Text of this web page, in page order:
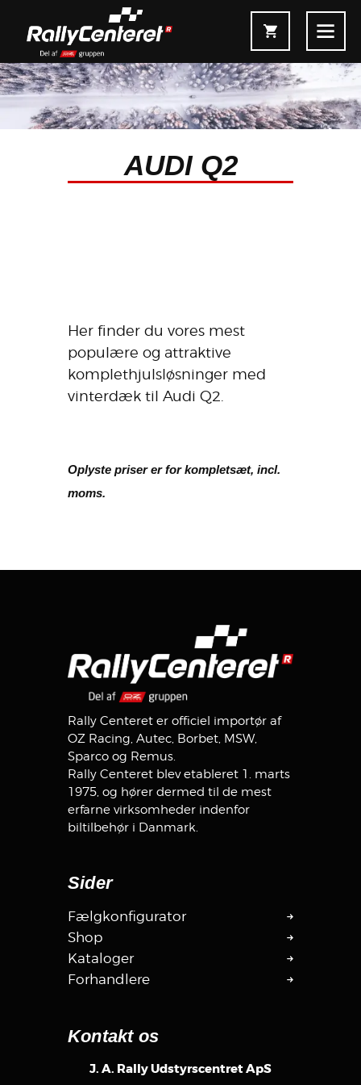
Forside AUDI Q2
Her finder du vores mest
populære og attraktive
komplethjulsløsninger med
vinterdæk til Audi Q2.
Oplyste priser er for kompletsæt, incl.
moms.
Rally Centeret er officiel importør af
OZ Racing, Autec, Borbet, MSW,
Sparco og Remus.
Rally Centeret blev etableret 1. marts
1975, og hører dermed til de mest
erfarne virksomheder indenfor
biltilbehør i Danmark.
Sider
Fælgkonfigurator
Shop
Kataloger
Forhandlere
Kontakt os
J. A. Rally Udstyrscentret ApS